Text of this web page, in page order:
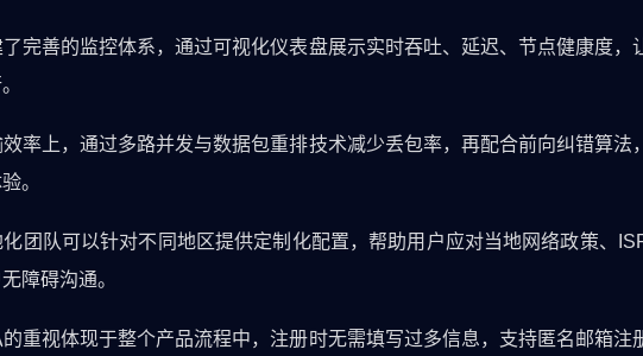
完善的监控体系，通过可视化仪表盘展示实时吞吐、延迟、节点健康度
率上，通过多路并发与数据包重排技术减少丢包率，再配合前向纠错算
。
团队可以针对不同地区提供定制化配置，帮助用户应对当地网络政策、
障碍沟通。
重视体现于整个产品流程中，注册时无需填写过多信息，支持匿名邮箱